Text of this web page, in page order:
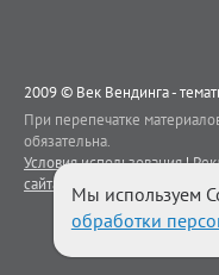
2009 © Век Вендинга -
При перепечатке
обязательна.
Условия использования|
сайта
Контакты
Мы используем
обработки